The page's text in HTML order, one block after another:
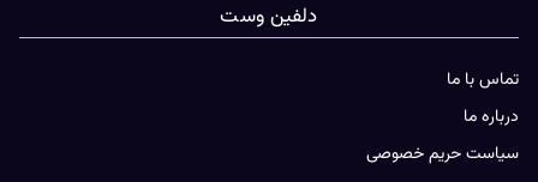
دلفین وست
تماس با ما
درباره ما
سیاست حریم خصوصی